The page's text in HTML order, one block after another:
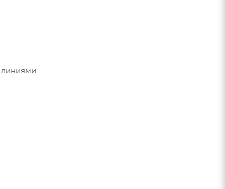
линиями